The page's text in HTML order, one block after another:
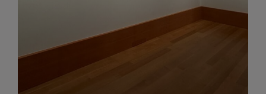
by każdy mógł powrócić do wyjątkowych
momentów. Zapraszamy do obejrzenia,
wspominania i inspirowania się!